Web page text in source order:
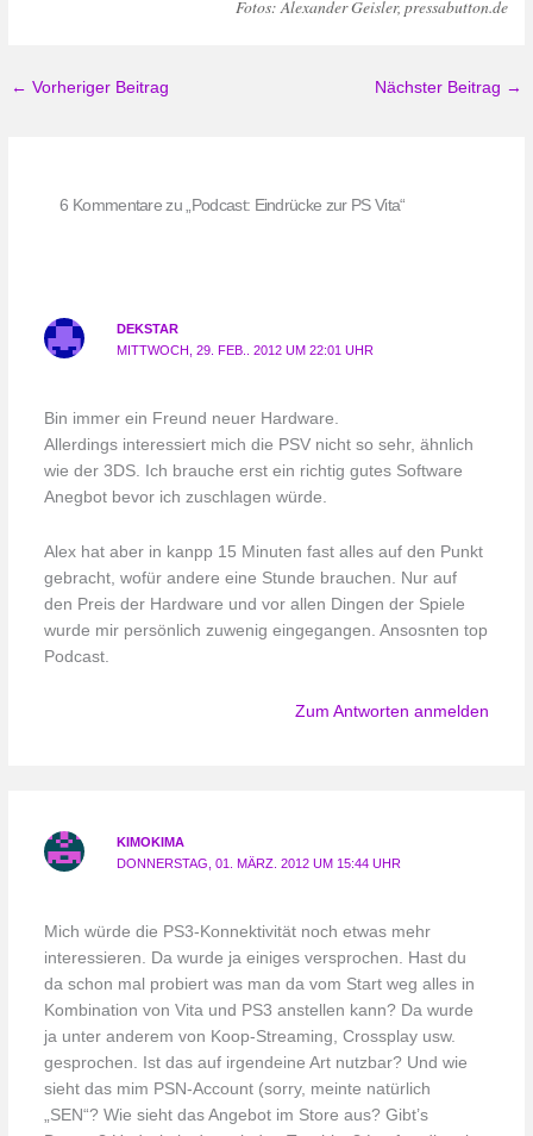
Fotos: Alexander Geisler, pressabutton.de
← Vorheriger Beitrag Nächster Beitrag →
6 Kommentare zu „Podcast: Eindrücke zur PS Vita“
DEKSTAR
MITTWOCH, 29. FEB.. 2012 UM 22:01 UHR
Bin immer ein Freund neuer Hardware.
Allerdings interessiert mich die PSV nicht so sehr, ähnlich
wie der 3DS. Ich brauche erst ein richtig gutes Software
Anegbot bevor ich zuschlagen würde.
Alex hat aber in kanpp 15 Minuten fast alles auf den Punkt
gebracht, wofür andere eine Stunde brauchen. Nur auf
den Preis der Hardware und vor allen Dingen der Spiele
wurde mir persönlich zuwenig eingegangen. Ansosnten top
Podcast.
Zum Antworten anmelden
KIMOKIMA
DONNERSTAG, 01. MÄRZ. 2012 UM 15:44 UHR
Mich würde die PS3-Konnektivität noch etwas mehr
interessieren. Da wurde ja einiges versprochen. Hast du
da schon mal probiert was man da vom Start weg alles in
Kombination von Vita und PS3 anstellen kann? Da wurde
ja unter anderem von Koop-Streaming, Crossplay usw.
gesprochen. Ist das auf irgendeine Art nutzbar? Und wie
sieht das mim PSN-Account (sorry, meinte natürlich
„SEN“? Wie sieht das Angebot im Store aus? Gibt’s